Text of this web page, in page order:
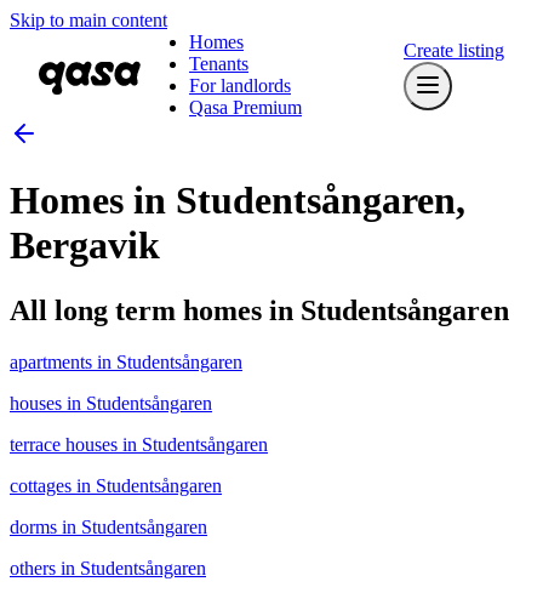
Skip to main content
Homes
Tenants
For landlords
Qasa Premium
Create listing
Homes in Studentsångaren,
Bergavik
All long term homes in Studentsångaren
apartments in Studentsångaren
houses in Studentsångaren
terrace houses in Studentsångaren
cottages in Studentsångaren
dorms in Studentsångaren
others in Studentsångaren